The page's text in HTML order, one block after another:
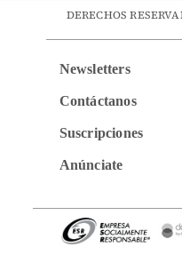
DERECHOS
Newsletters
Contáctanos
Suscripciones
Anúnciate